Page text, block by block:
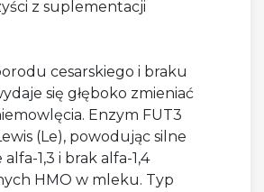
z suplementacji
cesarskiego i braku
się głęboko zmieniać
Enzym FUT3
(Le), powodując silne
1,3 i brak alfa-1,4
HMO w mleku. Typ